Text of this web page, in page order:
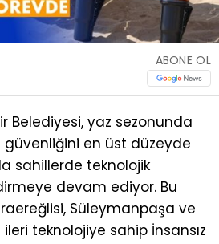
ABONE OL
Belediyesi, yaz sezonunda
en üst düzeyde
sahillerde teknolojik
devam ediyor. Bu
Süleymanpaşa ve
teknolojiye sahip İnsansız